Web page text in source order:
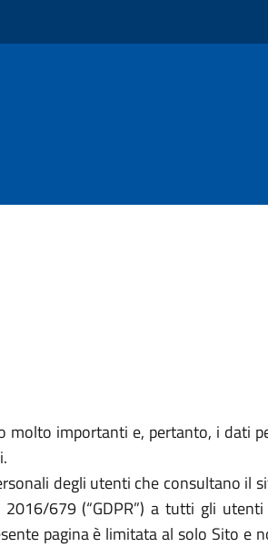
molto importanti e, pertanto, i dati
degli utenti che consultano il
679 (“GDPR”) a tutti gli
pagina è limitata al solo Sito e